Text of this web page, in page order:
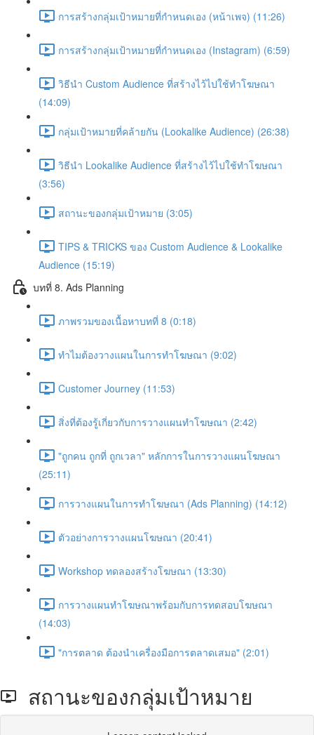
การสร้างกลุ่มเป้าหมายที่กำหนดเอง (หน้าเพจ) (11:26)
การสร้างกลุ่มเป้าหมายที่กำหนดเอง (Instagram) (6:59)
วิธีนำ Custom Audience ที่สร้างไว้ไปใช้ทำโฆษณา
(14:09)
กลุ่มเป้าหมายที่คล้ายกัน (Lookalike Audience) (26:38)
วิธีนำ Lookalike Audience ที่สร้างไว้ไปใช้ทำโฆษณา
(3:56)
สถานะของกลุ่มเป้าหมาย (3:05)
TIPS & TRICKS ของ Custom Audience & Lookalike
Audience (15:19)
บทที่ 8. Ads Planning
ภาพรวมของเนื้อหาบทที่ 8 (0:18)
ทำไมต้องวางแผนในการทำโฆษณา (9:02)
Customer Journey (11:53)
สิ่งที่ต้องรู้เกี่ยวกับการวางแผนทำโฆษณา (2:42)
"ถูกคน ถูกที่ ถูกเวลา" หลักการในการวางแผนโฆษณา
(25:11)
การวางแผนในการทำโฆษณา (Ads Planning) (14:12)
ตัวอย่างการวางแผนโฆษณา (20:41)
Workshop ทดลองสร้างโฆษณา (13:30)
การวางแผนทำโฆษณาพร้อมกับการทดสอบโฆษณา
(14:03)
"การตลาด ต้องนำเครื่องมือการตลาดเสมอ" (2:01)
สถานะของกลุ่มเป้าหมาย